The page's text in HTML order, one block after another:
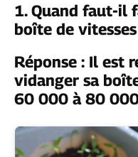
1. Quand faut-il
boîte de
Réponse : Il est
vidanger sa
60 000 à 80